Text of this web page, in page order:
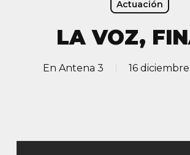
Actuación
LA VOZ,
En Antena 3 16